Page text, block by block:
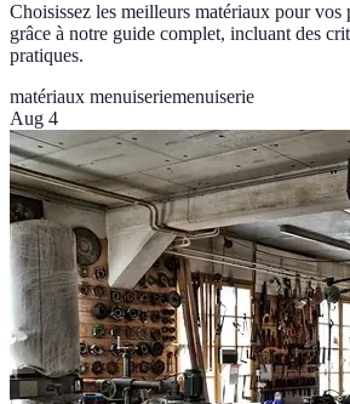
Choisissez les meilleurs matériaux pour vos
grâce à notre guide complet, incluant des
pratiques.
matériaux menuiseriemenuiserie
Aug 4